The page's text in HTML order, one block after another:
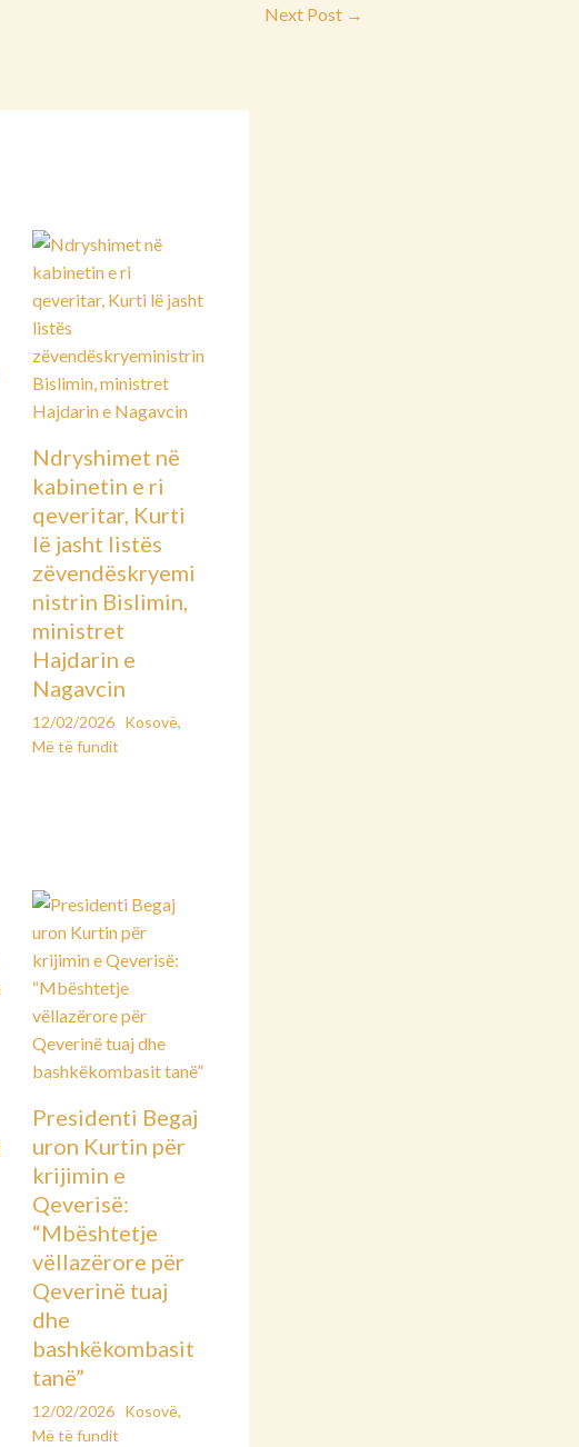
Next Post →
Ndryshimet në
kabinetin e ri
qeveritar, Kurti
lë jasht listës
zëvendëskryemi
nistrin Bislimin,
ministret
Hajdarin e
Nagavcin
12/02/2026 Kosovë,
Më të fundit
Presidenti Begaj
uron Kurtin për
krijimin e
Qeverisë:
“Mbështetje
vëllazërore për
Qeverinë tuaj
dhe
bashkëkombasit
tanë”
12/02/2026 Kosovë,
Më të fundit